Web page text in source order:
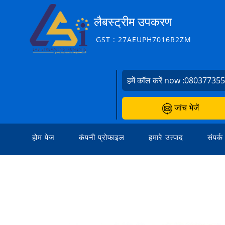
लैबस्ट्रीम उपकरण
GST : 27AEUPH7016R2ZM
हमें कॉल करें now :
जांच भेजें
होम पेज कंपनी प्रोफाइल हमारे उत्पाद